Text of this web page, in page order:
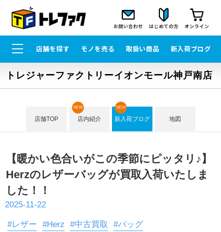
お問い合わせ はじめての方 オンライン
店舗を探す モノを売る 取扱い商品 新入荷ブログ
トレジャーファクトリーイオンモール神戸南店
店舗TOP 店内紹介
NEW
新入荷ブログ
NEW
地図
【暖かい色合いがこの季節にピッタリ♪】
Herzのレザーバッグが買取入荷いたしま
した！！
2025-11-22
#レザー #Herz #中古買取
#バッグ